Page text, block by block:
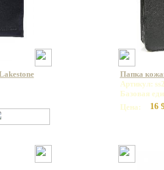
Папка
Артикул:
Базовая
Цена:
16